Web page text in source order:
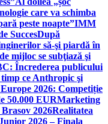
care va schimba
peste noapte”IMM
SuccesDupă
să-şi piardă în
mijloc se subţiază şi
Încrederea publicului
ce Anthropic şi
2026: Competiție
50.000 EURMarketing
2026Realitatea
2026 – Finala